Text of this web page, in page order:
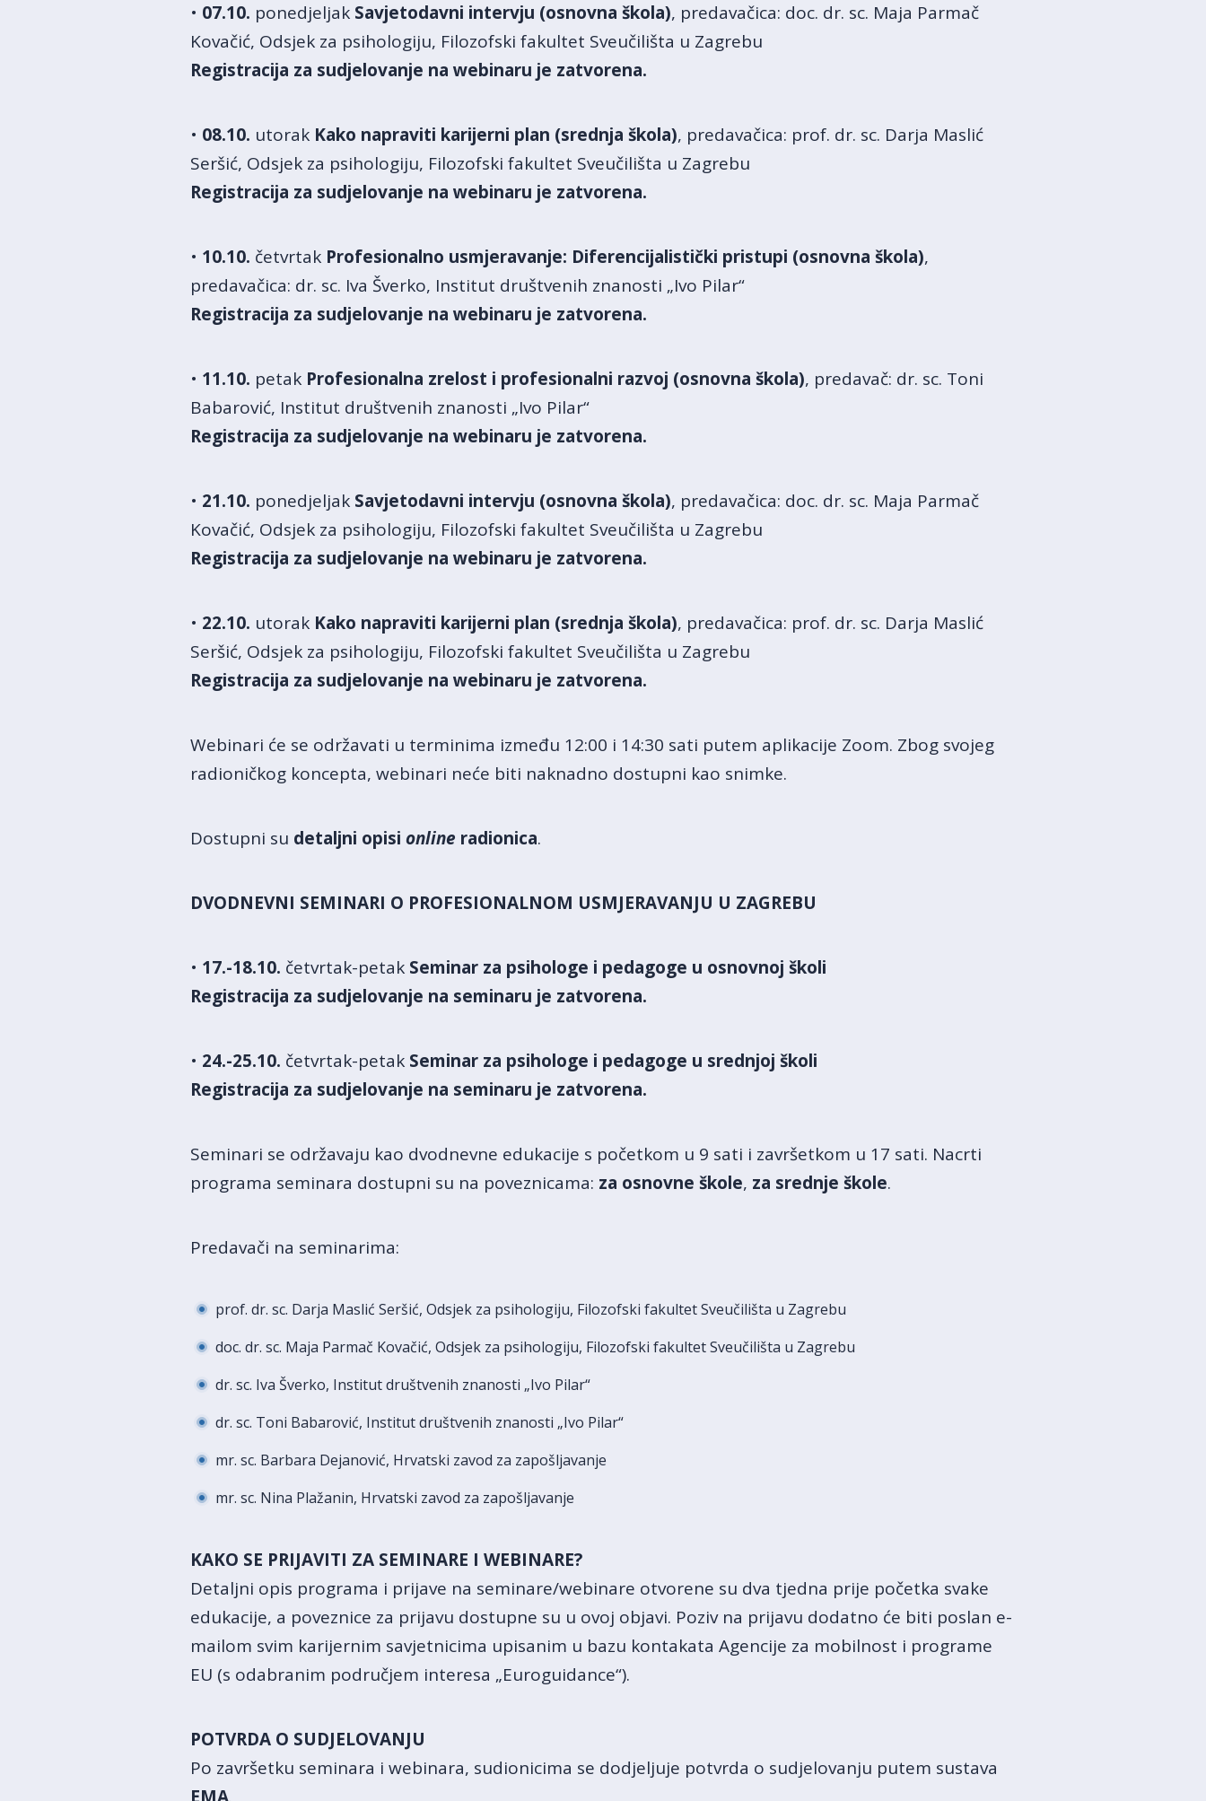
• 07.10. ponedjeljak Savjetodavni intervju (osnovna škola), predavačica: doc. dr. sc. Maja Parmač
Kovačić, Odsjek za psihologiju, Filozofski fakultet Sveučilišta u Zagrebu
Registracija za sudjelovanje na webinaru je zatvorena.
• 08.10. utorak Kako napraviti karijerni plan (srednja škola), predavačica: prof. dr. sc. Darja Maslić
Seršić, Odsjek za psihologiju, Filozofski fakultet Sveučilišta u Zagrebu
Registracija za sudjelovanje na webinaru je zatvorena.
• 10.10. četvrtak Profesionalno usmjeravanje: Diferencijalistički pristupi (osnovna škola),
predavačica: dr. sc. Iva Šverko, Institut društvenih znanosti „Ivo Pilar“
Registracija za sudjelovanje na webinaru je zatvorena.
• 11.10. petak Profesionalna zrelost i profesionalni razvoj (osnovna škola), predavač: dr. sc. Toni
Babarović, Institut društvenih znanosti „Ivo Pilar“
Registracija za sudjelovanje na webinaru je zatvorena.
• 21.10. ponedjeljak Savjetodavni intervju (osnovna škola), predavačica: doc. dr. sc. Maja Parmač
Kovačić, Odsjek za psihologiju, Filozofski fakultet Sveučilišta u Zagrebu
Registracija za sudjelovanje na webinaru je zatvorena.
• 22.10. utorak Kako napraviti karijerni plan (srednja škola), predavačica: prof. dr. sc. Darja Maslić
Seršić, Odsjek za psihologiju, Filozofski fakultet Sveučilišta u Zagrebu
Registracija za sudjelovanje na webinaru je zatvorena.
Webinari će se održavati u terminima između 12:00 i 14:30 sati putem aplikacije Zoom. Zbog svojeg
radioničkog koncepta, webinari neće biti naknadno dostupni kao snimke.
Dostupni su detaljni opisi online radionica.
DVODNEVNI SEMINARI O PROFESIONALNOM USMJERAVANJU U ZAGREBU
• 17.-18.10. četvrtak-petak Seminar za psihologe i pedagoge u osnovnoj školi
Registracija za sudjelovanje na seminaru je zatvorena.
• 24.-25.10. četvrtak-petak Seminar za psihologe i pedagoge u srednjoj školi
Registracija za sudjelovanje na seminaru je zatvorena.
Seminari se održavaju kao dvodnevne edukacije s početkom u 9 sati i završetkom u 17 sati. Nacrti
programa seminara dostupni su na poveznicama: za osnovne škole, za srednje škole.
Predavači na seminarima:
prof. dr. sc. Darja Maslić Seršić, Odsjek za psihologiju, Filozofski fakultet Sveučilišta u Zagrebu
doc. dr. sc. Maja Parmač Kovačić, Odsjek za psihologiju, Filozofski fakultet Sveučilišta u Zagrebu
dr. sc. Iva Šverko, Institut društvenih znanosti „Ivo Pilar“
dr. sc. Toni Babarović, Institut društvenih znanosti „Ivo Pilar“
mr. sc. Barbara Dejanović, Hrvatski zavod za zapošljavanje
mr. sc. Nina Plažanin, Hrvatski zavod za zapošljavanje
KAKO SE PRIJAVITI ZA SEMINARE I WEBINARE?
Detaljni opis programa i prijave na seminare/webinare otvorene su dva tjedna prije početka svake
edukacije, a poveznice za prijavu dostupne su u ovoj objavi. Poziv na prijavu dodatno će biti poslan e-
mailom svim karijernim savjetnicima upisanim u bazu kontakata Agencije za mobilnost i programe
EU (s odabranim područjem interesa „Euroguidance“).
POTVRDA O SUDJELOVANJU
Po završetku seminara i webinara, sudionicima se dodjeljuje potvrda o sudjelovanju putem sustava